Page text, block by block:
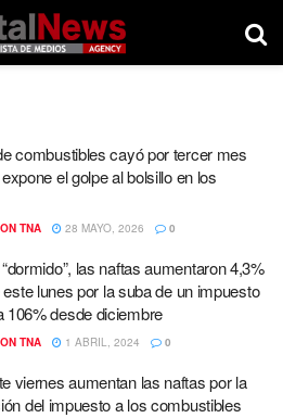
combustibles cayó por tercer mes
el golpe al bolsillo en los
TNA 28 MAYO, 2026 0
las naftas aumentaron 4,3%
lunes por la suba de un impuesto
106% desde diciembre
TNA 1 ABRIL, 2024 0
viernes aumentan las naftas por la
del impuesto a los combustibles